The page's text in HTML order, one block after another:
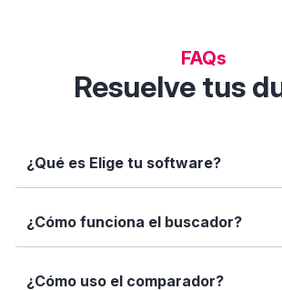
FAQs
Resuelve tus
¿Qué es Elige tu software?
Elige tu software es una plataforma
que te permite descubrir, comparar y
soluciones digitales para tu negocio.
¿Cómo funciona el buscador?
Simplemente escribe el nombre del
¿Cómo uso el comparador?